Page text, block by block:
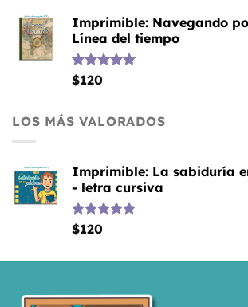
Imprimible: Navegando
Línea del tiempo
Valorado
$120
LOS MÁS VALORADOS
Imprimible: La sabiduría
- letra cursiva
Valorado
$120